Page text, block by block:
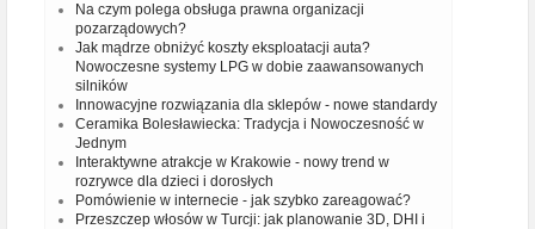
Na czym polega obsługa prawna organizacji
pozarządowych?
Jak mądrze obniżyć koszty eksploatacji auta?
Nowoczesne systemy LPG w dobie zaawansowanych
silników
Innowacyjne rozwiązania dla sklepów - nowe standardy
Ceramika Bolesławiecka: Tradycja i Nowoczesność w
Jednym
Interaktywne atrakcje w Krakowie - nowy trend w
rozrywce dla dzieci i dorosłych
Pomówienie w internecie - jak szybko zareagować?
Przeszczep włosów w Turcji: jak planowanie 3D, DHI i